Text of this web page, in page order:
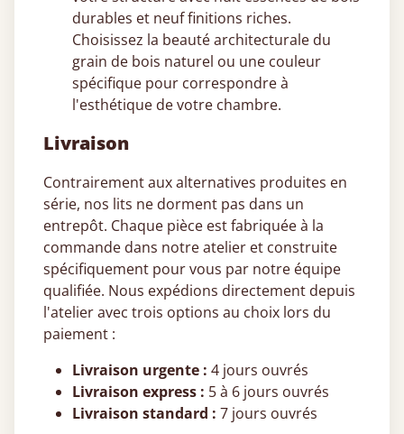
durables et neuf finitions riches.
Choisissez la beauté architecturale du
grain de bois naturel ou une couleur
spécifique pour correspondre à
l'esthétique de votre chambre.
Livraison
Contrairement aux alternatives produites en
série, nos lits ne dorment pas dans un
entrepôt. Chaque pièce est fabriquée à la
commande dans notre atelier et construite
spécifiquement pour vous par notre équipe
qualifiée. Nous expédions directement depuis
l'atelier avec trois options au choix lors du
paiement :
Livraison urgente : 4 jours ouvrés
Livraison express : 5 à 6 jours ouvrés
Livraison standard : 7 jours ouvrés